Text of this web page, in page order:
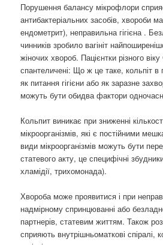
Порушення балансу мікрофлори
антибактеріальних засобів, хвороби
ендометрит), неправильна гігієна .
чинників зробило вагініт
жіночих хвороб. Пацієнтки різного
спантеличені: Що ж це таке, кольпіт в
як питання гігієни або як заразне
можуть бути обидва фактори
Кольпит виникає при зниженні
мікроорганізмів, які є постійними
види мікроорганізмів можуть бути
статевого акту, це специфічні
хламідії, трихомонада).
Хвороба може проявитися і при
надмірному спринцюванні або
партнерів, статевим життям. Також
сприяють внутрішньоматкові спіралі,